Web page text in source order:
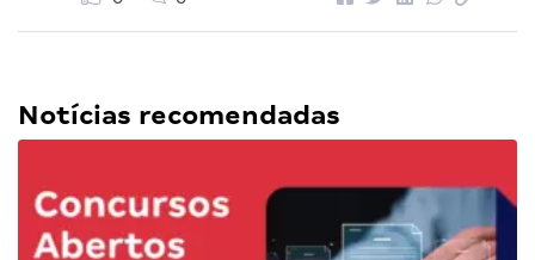
Notícias recomendadas